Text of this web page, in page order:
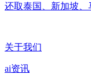
还取泰国、新加坡
关于我们
ai资讯